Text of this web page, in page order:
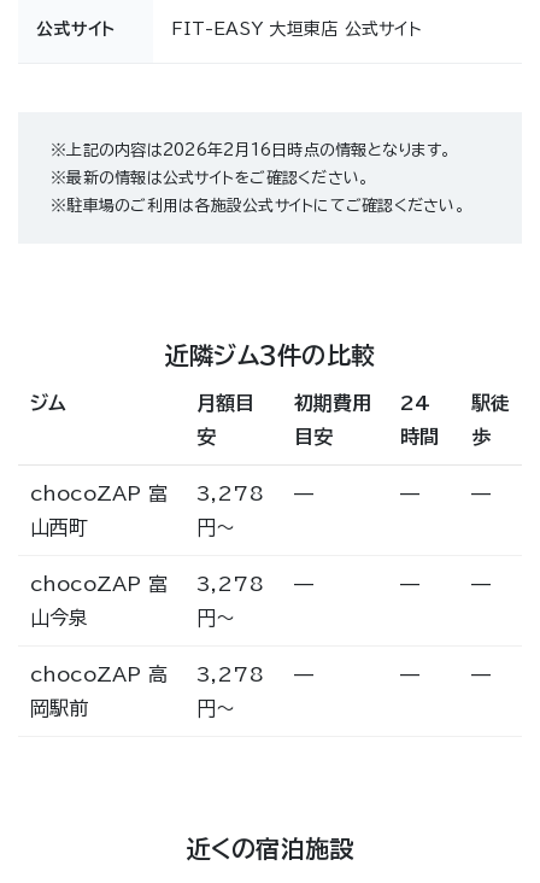
公式サイト FIT-EASY 大垣東店 公式サイト
※上記の内容は2026年2月16日時点の情報となります。
※最新の情報は公式サイトをご確認ください。
※駐車場のご利用は各施設公式サイトにてご確認ください。
近隣ジム3件の比較
ジム
月額目
安
初期費用
目安
24
時間
駅徒
歩
chocoZAP 富
山西町
3,278
円〜
— — —
chocoZAP 富
山今泉
3,278
円〜
— — —
chocoZAP 高
岡駅前
3,278
円〜
— — —
近くの宿泊施設